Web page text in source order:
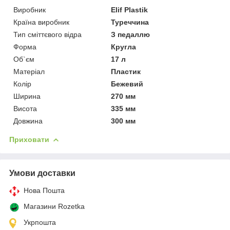
Виробник
Elif Plastik
Країна виробник
Туреччина
Тип сміттєвого відра
З педаллю
Форма
Кругла
Об`єм
17 л
Матеріал
Пластик
Колір
Бежевий
Ширина
270 мм
Висота
335 мм
Довжина
300 мм
Приховати
Умови доставки
Нова Пошта
Магазини Rozetka
Укрпошта